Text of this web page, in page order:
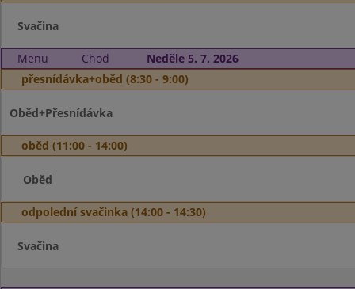
Svačina
Menu Chod
Neděle 5. 7. 2026
přesnídávka+oběd (8:30 - 9:00)
Oběd+Přesnídávka
oběd (11:00 - 14:00)
Oběd
odpolední svačinka (14:00 - 14:30)
Svačina